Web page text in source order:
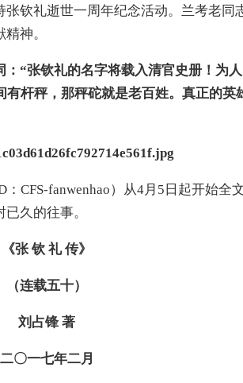
钦礼逝世一周年纪念活动。兰考老同
神。
“张钦礼的名字将载入清官史册！为
杆秤，那秤砣就是老百姓。真正的英
fanwenhao）从4月5日起开始全
久的往事。
《张 钦 礼 传》
（连载五十）
刘占锋 著
二〇一七年二月